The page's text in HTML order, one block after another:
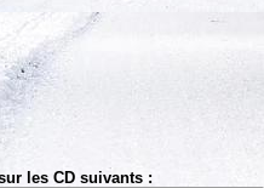
les CD suivants :